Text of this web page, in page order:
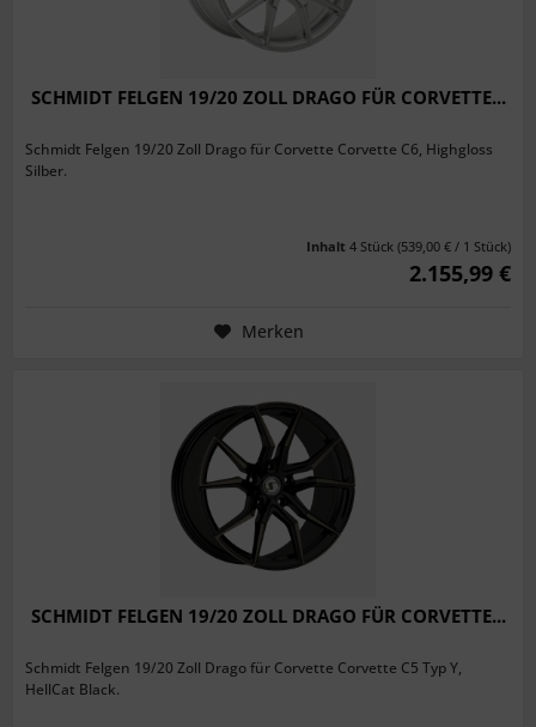
SCHMIDT FELGEN 19/20 ZOLL DRAGO FÜR CORVETTE...
Schmidt Felgen 19/20 Zoll Drago für Corvette Corvette C6, Highgloss
Silber.
Inhalt 4 Stück (539,00 € / 1 Stück)
2.155,99 €
Merken
SCHMIDT FELGEN 19/20 ZOLL DRAGO FÜR CORVETTE...
Schmidt Felgen 19/20 Zoll Drago für Corvette Corvette C5 Typ Y,
HellCat Black.